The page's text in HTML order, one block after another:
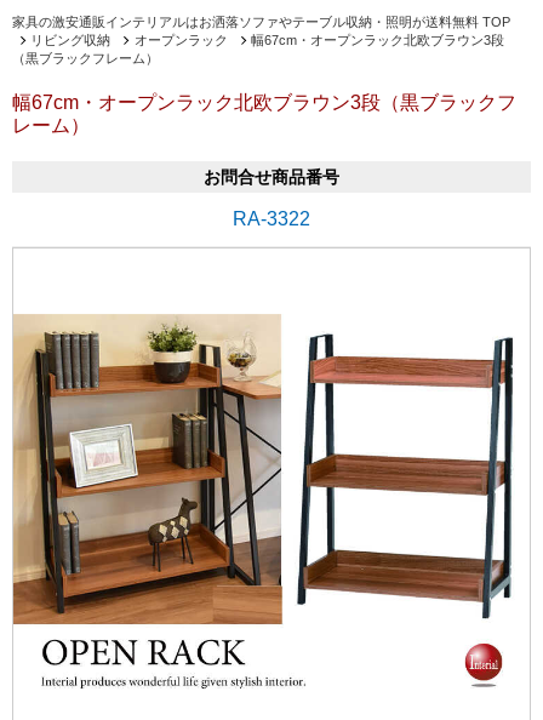
家具の激安通販インテリアルはお洒落ソファやテーブル収納・照明が送料無料 TOP
リビング収納
オープンラック
幅67cm・オープンラック北欧ブラウン3段
（黒ブラックフレーム）
幅67cm・オープンラック北欧ブラウン3段（黒ブラックフ
レーム）
お問合せ商品番号
RA-3322